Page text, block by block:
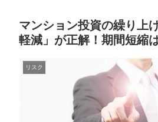
マンション投資の繰り上
軽減」が正解！期間短縮
リスク